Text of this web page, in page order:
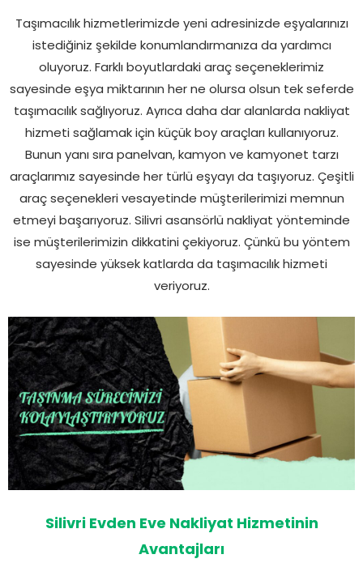
Taşımacılık hizmetlerimizde yeni adresinizde eşyalarınızı
istediğiniz şekilde konumlandırmanıza da yardımcı
oluyoruz. Farklı boyutlardaki araç seçeneklerimiz
sayesinde eşya miktarının her ne olursa olsun tek seferde
taşımacılık sağlıyoruz. Ayrıca daha dar alanlarda nakliyat
hizmeti sağlamak için küçük boy araçları kullanıyoruz.
Bunun yanı sıra panelvan, kamyon ve kamyonet tarzı
araçlarımız sayesinde her türlü eşyayı da taşıyoruz. Çeşitli
araç seçenekleri vesayetinde müşterilerimizi memnun
etmeyi başarıyoruz. Silivri asansörlü nakliyat yönteminde
ise müşterilerimizin dikkatini çekiyoruz. Çünkü bu yöntem
sayesinde yüksek katlarda da taşımacılık hizmeti
veriyoruz.
Silivri Evden Eve Nakliyat Hizmetinin
Avantajları